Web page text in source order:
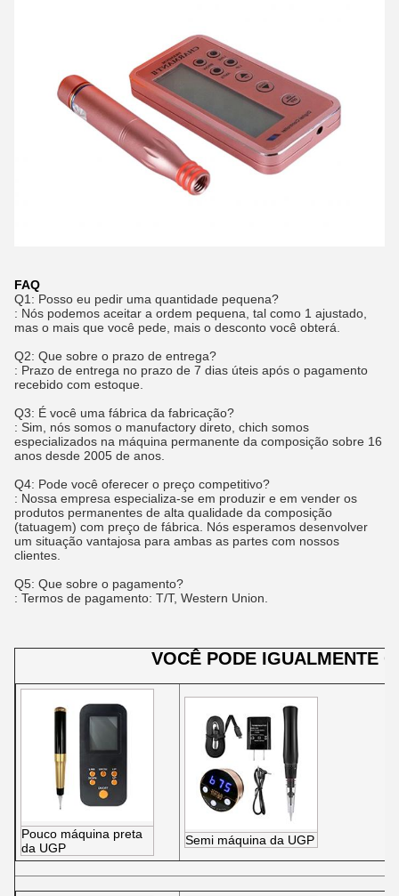
FAQ
Q1: Posso eu pedir uma quantidade pequena?
: Nós podemos aceitar a ordem pequena, tal como 1 ajustado,
mas o mais que você pede, mais o desconto você obterá.
Q2: Que sobre o prazo de entrega?
: Prazo de entrega no prazo de 7 dias úteis após o pagamento
recebido com estoque.
Q3: É você uma fábrica da fabricação?
: Sim, nós somos o manufactory direto, chich somos
especializados na máquina permanente da composição sobre 16
anos desde 2005 de anos.
Q4: Pode você oferecer o preço competitivo?
: Nossa empresa especializa-se em produzir e em vender os
produtos permanentes de alta qualidade da composição
(tatuagem) com preço de fábrica. Nós esperamos desenvolver
um situação vantajosa para ambas as partes com nossos
clientes.
Q5: Que sobre o pagamento?
: Termos de pagamento: T/T, Western Union.
VOCÊ PODE IGUALMENTE
Pouco máquina preta
da UGP
Semi máquina da UGP